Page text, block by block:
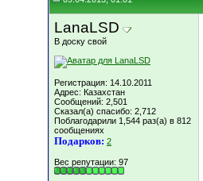
LanaLSD
В доску свой
Регистрация: 14.10.2011
Адрес: Казахстан
Сообщений: 2,501
Сказал(а) спасибо: 2,712
Поблагодарили 1,544 раз(а) в 812
сообщениях
Подарков: 2
Вес репутации: 97